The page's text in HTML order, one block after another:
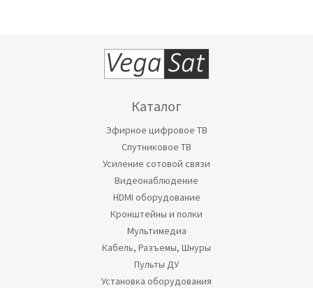
Каталог
Эфирное цифровое ТВ
Спутниковое ТВ
Усиление сотовой связи
Видеонаблюдение
HDMI оборудование
Кронштейны и полки
Мультимедиа
Кабель, Разъемы, Шнуры
Пульты ДУ
Установка оборудования